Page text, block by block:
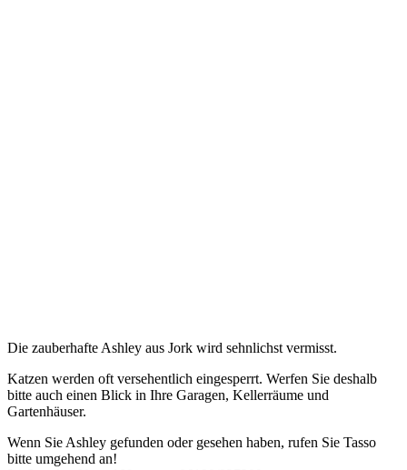
Die zauberhafte Ashley aus Jork wird sehnlichst vermisst.
Katzen werden oft versehentlich eingesperrt. Werfen Sie deshalb
bitte auch einen Blick in Ihre Garagen, Kellerräume und
Gartenhäuser.
Wenn Sie Ashley gefunden oder gesehen haben, rufen Sie Tasso
bitte umgehend an!